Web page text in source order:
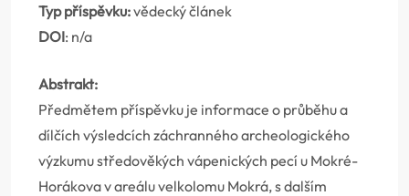
Typ příspěvku:vědecký článek
DOI: n/a
Abstrakt:
Předmětem příspěvku je informace o průběhu a
dílčích výsledcích záchranného archeologického
výzkumu středověkých vápenických pecí u Mokré-
Horákova v areálu velkolomu Mokrá, s dalším